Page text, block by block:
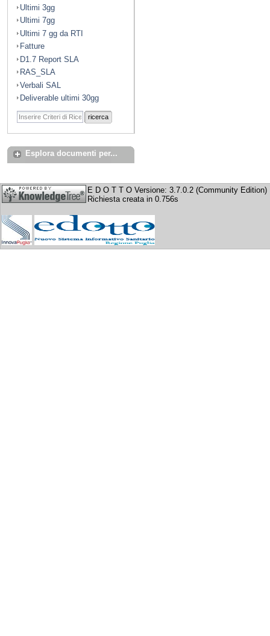
Ultimi 3gg
Ultimi 7gg
Ultimi 7 gg da RTI
Fatture
D1.7 Report SLA
RAS_SLA
Verbali SAL
Deliverable ultimi 30gg
ricerca
Esplora documenti per...
E D O T T O Versione: 3.7.0.2 (Community Edition)
Richiesta creata in 0.756s